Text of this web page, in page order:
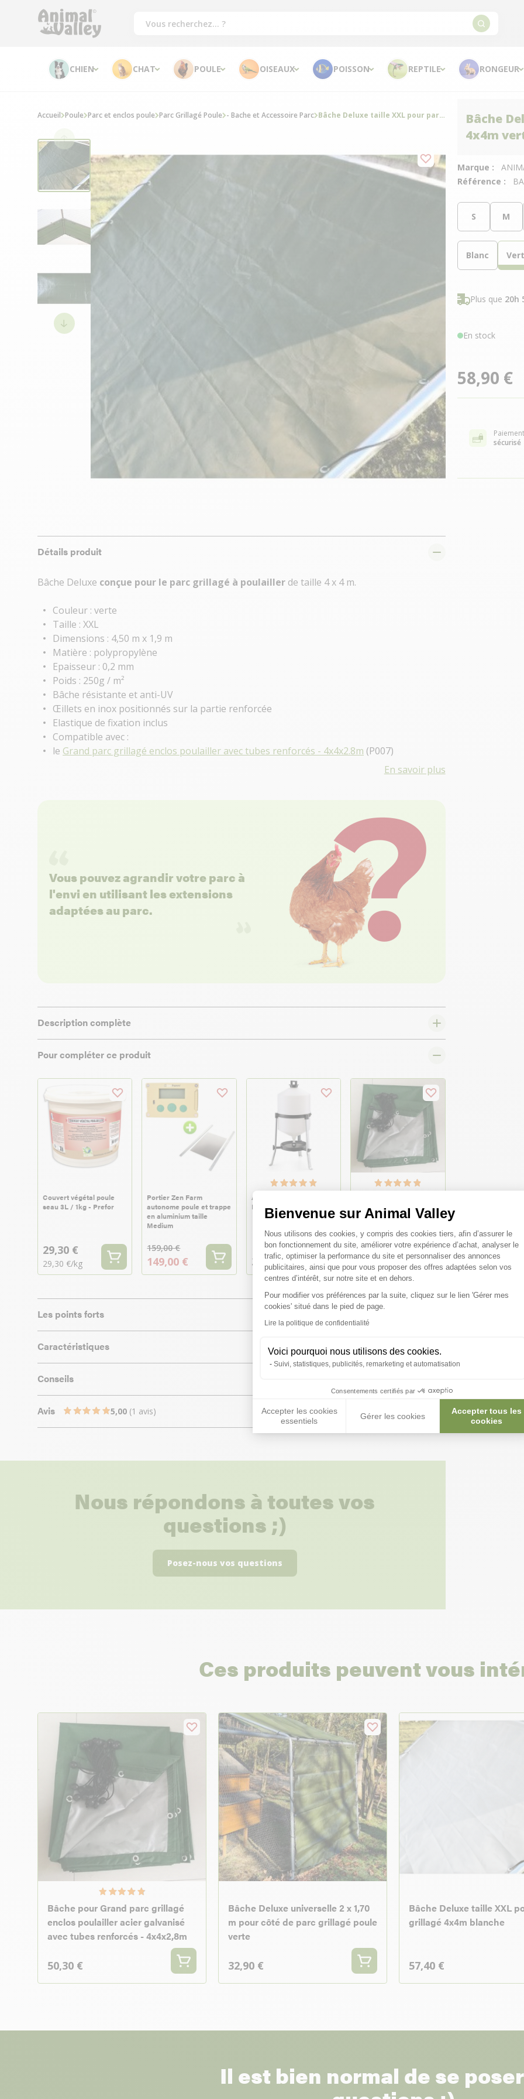
Bienvenue sur Animal Valley
Plateforme de Gestion du
Nous utilisons des cookies, y compris des cookies tiers, afin d’assurer le
bon fonctionnement du site, améliorer votre expérience d’achat, analyser le
trafic, optimiser la performance du site et personnaliser des annonces
publicitaires, ainsi que pour vous proposer des offres adaptées selon vos
centres d’intérêt, sur notre site et en dehors.
Pour modifier vos préférences par la suite, cliquez sur le lien 'Gérer mes
cookies' situé dans le pied de page.
Lire la politique de confidentialité
Voici pourquoi nous utilisons des cookies.
Suivi, statistiques, publicités, remarketing et automatisation
Consentements certifiés par
Accepter les cookies
essentiels
Gérer les cookies
Accepter tous les
cookies
Axeptio consent
CHIEN CHAT POULE OISEAUX POISSON REPTILE RONGEUR
Bâche
4x4m
Marque :
Référence :
S M
Blanc Vert
Plus que 20h
En stock
58,90 €
Paiement
sécurisé
Détails produit
Bâche Deluxe conçue pour le parc grillagé à poulailler de taille 4 x 4 m.
Couleur : verte
Taille : XXL
Dimensions : 4,50 m x 1,9 m
Matière : polypropylène
Epaisseur : 0,2 mm
Poids : 250g / m²
Bâche résistante et anti-UV
Œillets en inox positionnés sur la partie renforcée
Elastique de fixation inclus
Compatible avec :
le Grand parc grillagé enclos poulailler avec tubes renforcés - 4x4x2.8m (P007)
En savoir plus
Vous pouvez agrandir votre parc à
l'envi en utilisant les extensions
adaptées au parc.
Description complète
Pour compléter ce produit
Couvert végétal poule
seau 3L / 1kg - Prefor
29,30 €
29,30 €/kg
Portier Zen Farm
autonome poule et trappe
en aluminium taille
Medium
159,00 €
149,00 €
Abreuvoir plastique sur
Pied 30L
30,80 €
Grand parc grillagé
enclos poulailler avec
4x3x2,25m et 6x3x2,25m
47,20 €
Les points forts
Caractéristiques
Conseils
Avis 5,00 (1 avis)
Nous répondons à toutes vos
questions ;)
Posez-nous vos questions
Accueil Poule Parc et enclos poule Parc Grillagé Poule - Bache et Accessoire Parc Bâche Deluxe taille XXL pour parc grillagé 4x4m verte
Ces produits peuvent vous
Bâche pour Grand parc grillagé
enclos poulailler acier galvanisé
avec tubes renforcés - 4x4x2,8m
50,30 €
Bâche Deluxe universelle 2 x 1,70
m pour côté de parc grillagé poule
verte
32,90 €
Bâche Deluxe taille XXL
grillagé 4x4m blanche
57,40 €
Il est bien normal de se